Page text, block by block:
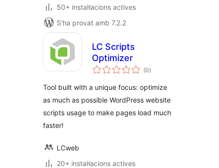
50+ instal·lacions actives
S'ha provat amb 7.2.2
LC Scripts
Optimizer
(0puntuacions
totals
)
Tool built with a unique focus: optimize
as much as possible WordPress website
scripts usage to make pages load much
faster!
LCweb
20+ instal·lacions actives